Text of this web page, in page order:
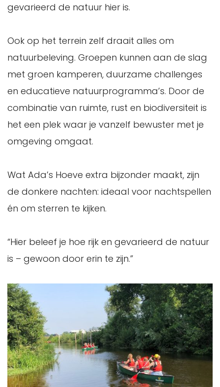
gevarieerd de natuur hier is.
Ook op het terrein zelf draait alles om
natuurbeleving. Groepen kunnen aan de slag
met groen kamperen, duurzame challenges
en educatieve natuurprogramma’s. Door de
combinatie van ruimte, rust en biodiversiteit is
het een plek waar je vanzelf bewuster met je
omgeving omgaat.
Wat Ada’s Hoeve extra bijzonder maakt, zijn
de donkere nachten: ideaal voor nachtspellen
én om sterren te kijken.
“Hier beleef je hoe rijk en gevarieerd de natuur
is – gewoon door erin te zijn.”